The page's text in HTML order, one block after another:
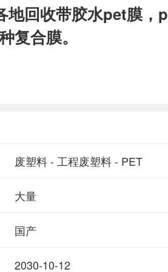
地回收带胶水pet膜
复合膜。
废塑料 - 工程废塑料 - PET
大量
国产
2030-10-12